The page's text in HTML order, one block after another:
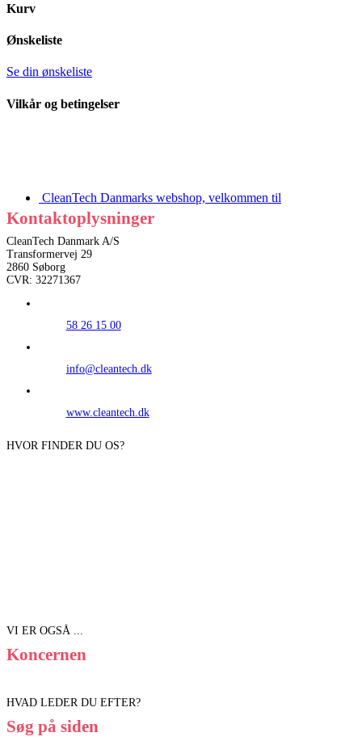
Kurv
Ønskeliste
Se din ønskeliste
Vilkår og betingelser
CleanTech Danmarks webshop, velkommen til
Kontaktoplysninger
CleanTech Danmark A/S
Transformervej 29
2860 Søborg
CVR: 32271367
58 26 15 00
info@cleantech.dk
www.cleantech.dk
HVOR FINDER DU OS?
VI ER OGSÅ ...
Koncernen
HVAD LEDER DU EFTER?
Søg på siden